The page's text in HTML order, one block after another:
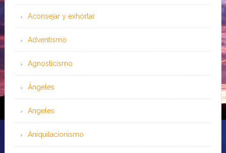
Aconsejar y exhortar
Adventismo
Agnosticismo
Ángeles
Angeles
Aniquilacionismo